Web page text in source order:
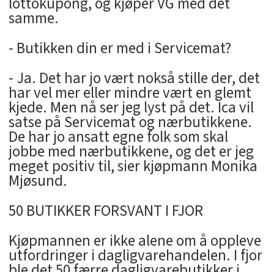
samme.
- Butikken din er med i Servicemat?
- Ja. Det har jo vært nokså stille der, det
har vel mer eller mindre vært en glemt
kjede. Men nå ser jeg lyst på det. Ica vil
satse på Servicemat og nærbutikkene.
De har jo ansatt egne folk som skal
jobbe med nærbutikkene, og det er jeg
meget positiv til, sier kjøpmann Monika
Mjøsund.
50 BUTIKKER FORSVANT I FJOR
Kjøpmannen er ikke alene om å oppleve
utfordringer i dagligvarehandelen. I fjor